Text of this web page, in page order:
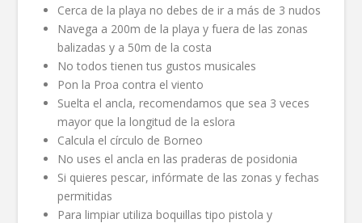
Cerca de la playa no debes de ir a más de 3 nudos
Navega a 200m de la playa y fuera de las zonas
balizadas y a 50m de la costa
No todos tienen tus gustos musicales
Pon la Proa contra el viento
Suelta el ancla, recomendamos que sea 3 veces
mayor que la longitud de la eslora
Calcula el círculo de Borneo
No uses el ancla en las praderas de posidonia
Si quieres pescar, infórmate de las zonas y fechas
permitidas
Para limpiar utiliza boquillas tipo pistola y